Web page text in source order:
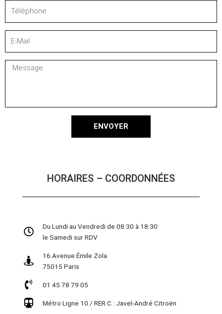
Mail
Message
ENVOYER
HORAIRES – COORDONNÉES
Du Lundi au Vendredi de 08:30 à 18:30
le Samedi sur RDV
16 Avenue Émile Zola
75015 Paris
01 45 78 79 05
Métro Ligne 10 / RER C : Javel-André Citroën